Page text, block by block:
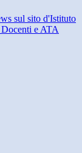
sul sito d'Istituto
e ATA